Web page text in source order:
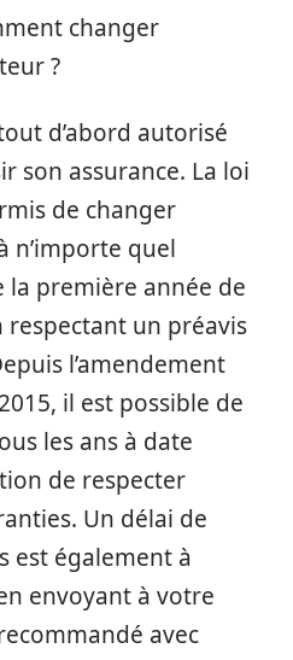
changer
?
d’abord autorisé
son assurance. La loi
de changer
n’importe quel
première année de
un préavis
l’amendement
il est possible de
les ans à date
de respecter
Un délai de
est également à
envoyant à votre
avec